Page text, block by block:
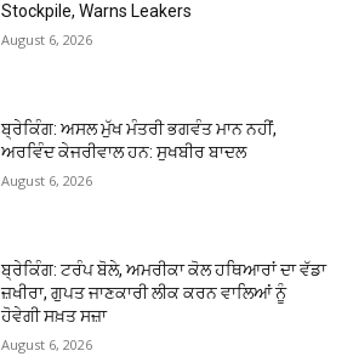
Stockpile, Warns Leakers
August 6, 2026
ਬ੍ਰੇਕਿੰਗ: ਅਸਲ ਮੁੱਖ ਮੰਤਰੀ ਭਗਵੰਤ ਮਾਨ ਨਹੀਂ,
ਅਰਵਿੰਦ ਕੇਜਰੀਵਾਲ ਹਨ: ਸੁਖਬੀਰ ਬਾਦਲ
August 6, 2026
ਬ੍ਰੇਕਿੰਗ: ਟਰੰਪ ਬੋਲੇ, ਅਮਰੀਕਾ ਕੋਲ ਹਥਿਆਰਾਂ ਦਾ ਵੱਡਾ
ਜ਼ਖੀਰਾ, ਗੁਪਤ ਜਾਣਕਾਰੀ ਲੀਕ ਕਰਨ ਵਾਲਿਆਂ ਨੂੰ
ਹੋਵੇਗੀ ਸਖ਼ਤ ਸਜ਼ਾ
August 6, 2026